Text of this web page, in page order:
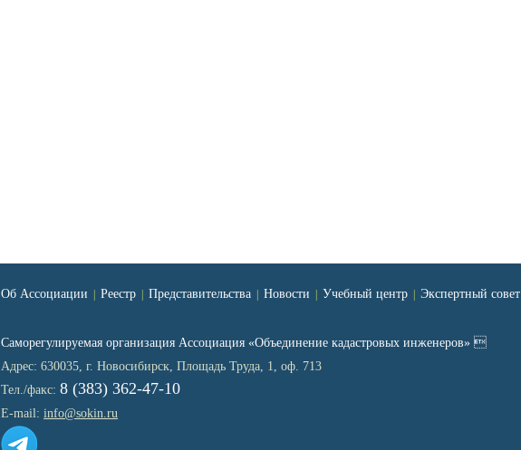
Об Ассоциации Реестр Представительства Новости Учебный центр Экспертный совет
Саморегулируемая организация Ассоциация «Объединение кадастровых инженеров» 
Адрес: 630035, г. Новосибирск, Площадь Труда, 1, оф. 713
Тел./факс: 8 (383) 362-47-10
E-mail:info@sokin.ru